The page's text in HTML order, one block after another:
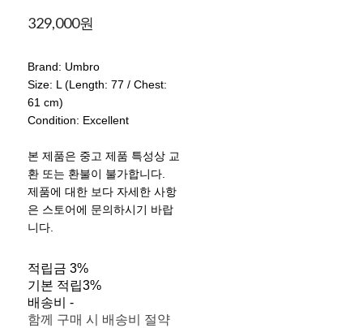
329,000원
Brand: Umbro
Size: L (Length: 77 / Chest:
61 cm)
Condition: Excellent
본 제품은 중고 제품 특성상 교
환 또는 환불이 불가합니다.
제품에 대한 보다 자세한 사항
은 스토어에 문의하시기 바랍
니다.
적립금 3%
기본 적립3%
배송비 -
함께 구매 시 배송비 절약